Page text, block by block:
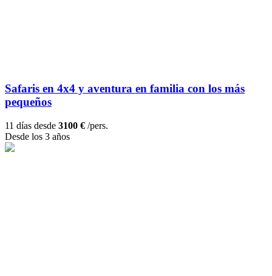
Safaris en 4x4 y aventura en familia con los más
pequeños
11 días desde 3100 € /pers.
Desde los 3 años